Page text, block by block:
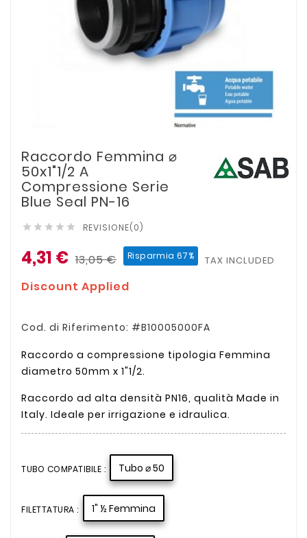
Raccordo Femmina ⌀
50x1"1/2 A
Compressione Serie
Blue Seal PN-16
     REVISIONE(0)
4,31 € 13,05 € Risparmia 67% TAX INCLUDED
Discount Applied
Cod. di Riferimento: #B10005000FA
Raccordo a compressione tipologia Femmina
diametro 50mm x 1"1/2.
Raccordo ad alta densità PN16, qualità Made in
Italy. Ideale per irrigazione e idraulica.
TUBO COMPATIBILE : Tubo ⌀ 50
FILETTATURA : 1" ½ Femmina